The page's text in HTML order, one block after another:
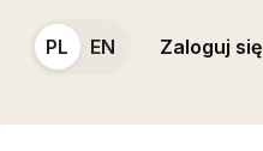
PL EN Zaloguj się